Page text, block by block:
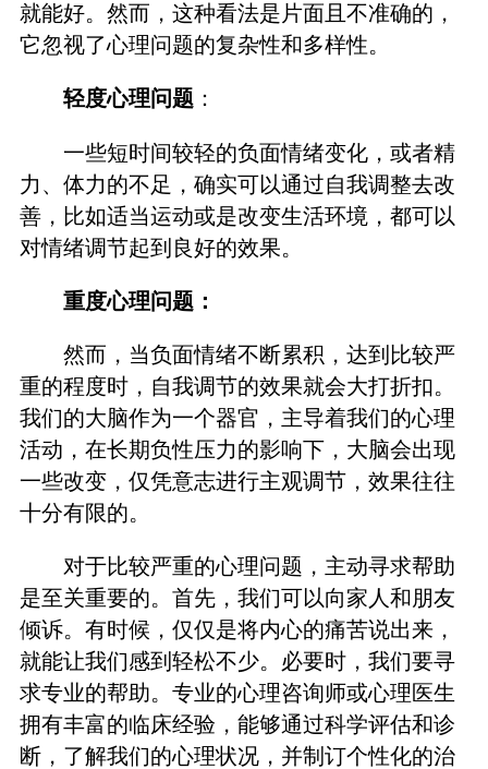
就能好。然而，这种看法是片面且不准确的，
它忽视了心理问题的复杂性和多样性。
轻度心理问题 ：
一些短时间较轻的负面情绪变化，或者精
力、体力的不足，确实可以通过自我调整去改
善，比如适当运动或是改变生活环境，都可以
对情绪调节起到良好的效果。
重度心理问题：
然而，当负面情绪不断累积，达到比较严
重的程度时，自我调节的效果就会大打折扣。
我们的大脑作为一个器官，主导着我们的心理
活动，在长期负性压力的影响下，大脑会出现
一些改变，仅凭意志进行主观调节，效果往往
十分有限的。
对于比较严重的心理问题，主动寻求帮助
是至关重要的。首先，我们可以向家人和朋友
倾诉。有时候，仅仅是将内心的痛苦说出来，
就能让我们感到轻松不少。必要时，我们要寻
求专业的帮助。专业的心理咨询师或心理医生
拥有丰富的临床经验，能够通过科学评估和诊
断，了解我们的心理状况，并制订个性化的治